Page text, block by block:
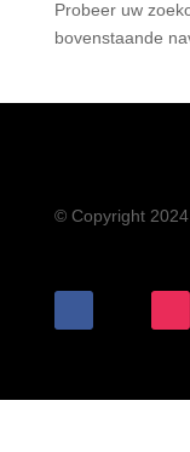
Probeer uw
bovenstaande
© Copyright 2024